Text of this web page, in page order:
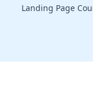
Landing Page